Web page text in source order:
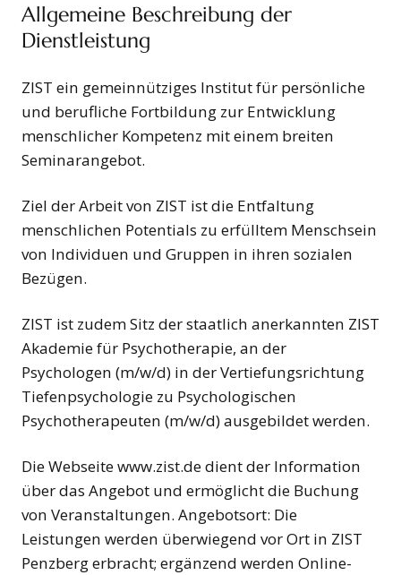
Allgemeine Beschreibung der
Dienstleistung
ZIST ein gemeinnütziges Institut für persönliche
und berufliche Fortbildung zur Entwicklung
menschlicher Kompetenz mit einem breiten
Seminarangebot.
Ziel der Arbeit von ZIST ist die Entfaltung
menschlichen Potentials zu erfülltem Menschsein
von Individuen und Gruppen in ihren sozialen
Bezügen.
ZIST ist zudem Sitz der staatlich anerkannten ZIST
Akademie für Psychotherapie, an der
Psychologen (m/w/d) in der Vertiefungsrichtung
Tiefenpsychologie zu Psychologischen
Psychotherapeuten (m/w/d) ausgebildet werden.
Die Webseite www.zist.de dient der Information
über das Angebot und ermöglicht die Buchung
von Veranstaltungen. Angebotsort: Die
Leistungen werden überwiegend vor Ort in ZIST
Penzberg erbracht; ergänzend werden Online-